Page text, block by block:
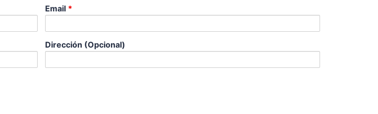
Email *
Dirección (Opcional)